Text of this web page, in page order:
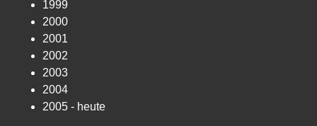
1999
2000
2001
2002
2003
2004
2005 - heute